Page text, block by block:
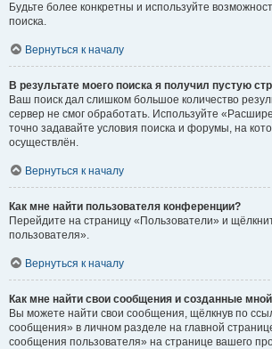
Будьте более конкретны и используйте
поиска.
Вернуться к началу
В результате моего поиска я получил пустую
Ваш поиск дал слишком большое количество
сервер не смог обработать. Используйте
точно задавайте условия поиска и форумы, на
осуществлён.
Вернуться к началу
Как мне найти пользователя конференции?
Перейдите на страницу «Пользователи» и
пользователя».
Вернуться к началу
Как мне найти свои сообщения и созданные
Вы можете найти свои сообщения, щёлкнув по
сообщения» в личном разделе на главной
сообщения пользователя» на странице вашего